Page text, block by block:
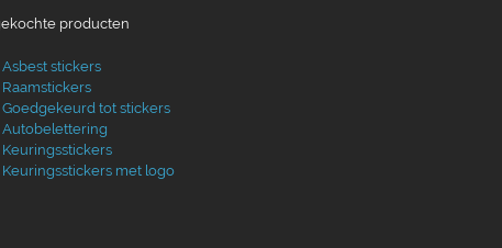
producten
Asbest stickers
Raamstickers
Goedgekeurd tot stickers
Autobelettering
Keuringsstickers
Keuringsstickers met logo